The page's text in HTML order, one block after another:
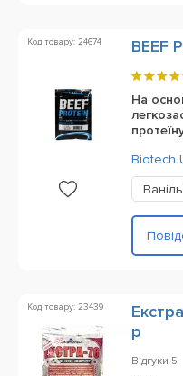
Код товару: 24674 BEEF
На
Biotech
Код товару: 23439
р
Відгуки 5